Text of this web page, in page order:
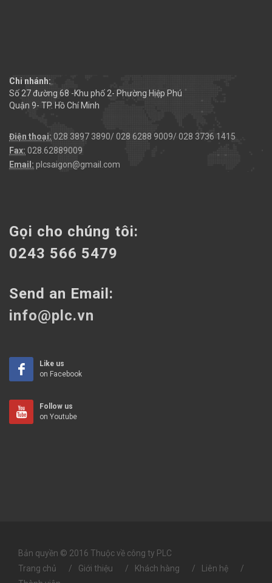
Chi nhánh:
Số 27 đường 68 -Khu phố 2- Phường Hiệp Phú
Quận 9- TP. Hồ Chí Minh
Điện thoại: 028 3897 3890/ 028 6288 9009/ 028 3736 1415
Fax: 028.62889009
Email: plcsaigon@gmail.com
Gọi cho chúng tôi:
0243 566 5479
Send an Email:
info@plc.vn
Like us
on Facebook
Follow us
on Youtube
Bản quyền © 2016 Thuộc về công ty PLC
Trang chủ
Giới thiệu Khách hàng
Liên hệ